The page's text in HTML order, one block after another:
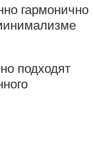
гармонично
подходят